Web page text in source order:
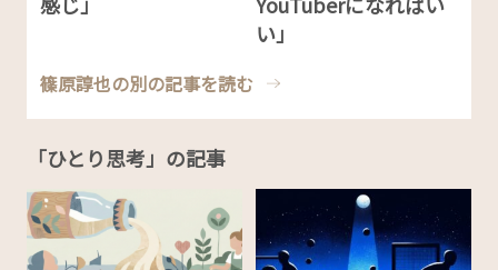
い」
篠原諄也の別の記事を読む
「ひとり思考」の記事